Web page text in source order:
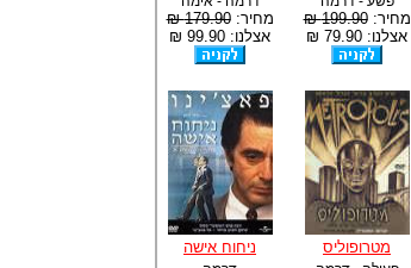
מחיר:199.90 ₪
אצלנו: 79.90 ₪
מחיר:179.90 ₪
אצלנו: 99.90 ₪
מטרופוליס ניחוח אישה